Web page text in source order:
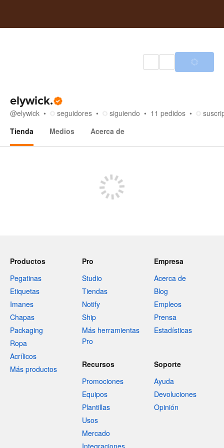
elywick.
@elywick seguidores siguiendo 11 pedidos
Tienda
Medios Acerca de
Productos
Pegatinas
Etiquetas
Imanes
Chapas
Packaging
Ropa
Acrílicos
Más productos
Pro
Studio
Tiendas
Notify
Ship
Más herramientas
Pro
Empresa
Acerca de
Blog
Empleos
Prensa
Estadísticas
Recursos
Promociones
Equipos
Plantillas
Usos
Mercado
Integraciones
Soporte
Ayuda
Devoluciones
Opinión